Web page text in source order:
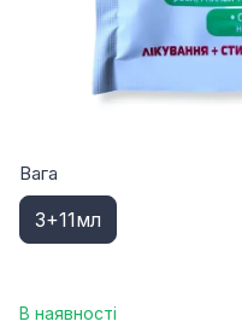
Вага
3+11мл
В наявності